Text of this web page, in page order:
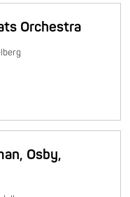
Orchestra
Osby,